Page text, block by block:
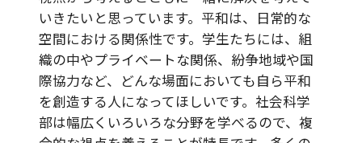
いきたいと思っています。平和は、日常的な
空間における関係性です。学生たちには、組
織の中やプライベートな関係、紛争地域や国
際協力など、どんな場面においても自ら平和
を創造する人になってほしいです。社会科学
部は幅広くいろいろな分野を学べるので、複